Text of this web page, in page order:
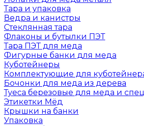
Тара и упаковка
Ведра и канистры
Стеклянная тара
Флаконы и бутылки ПЭТ
Тара ПЭТ для меда
Фигурные банки для меда
Куботейнеры
Комплектующие для
Бочонки для меда из дерева
Туеса березовые для меда и
Этикетки Мёд
Крышки на банки
Упаковка